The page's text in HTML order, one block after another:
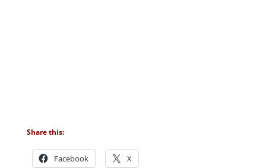
Share this:
Facebook X